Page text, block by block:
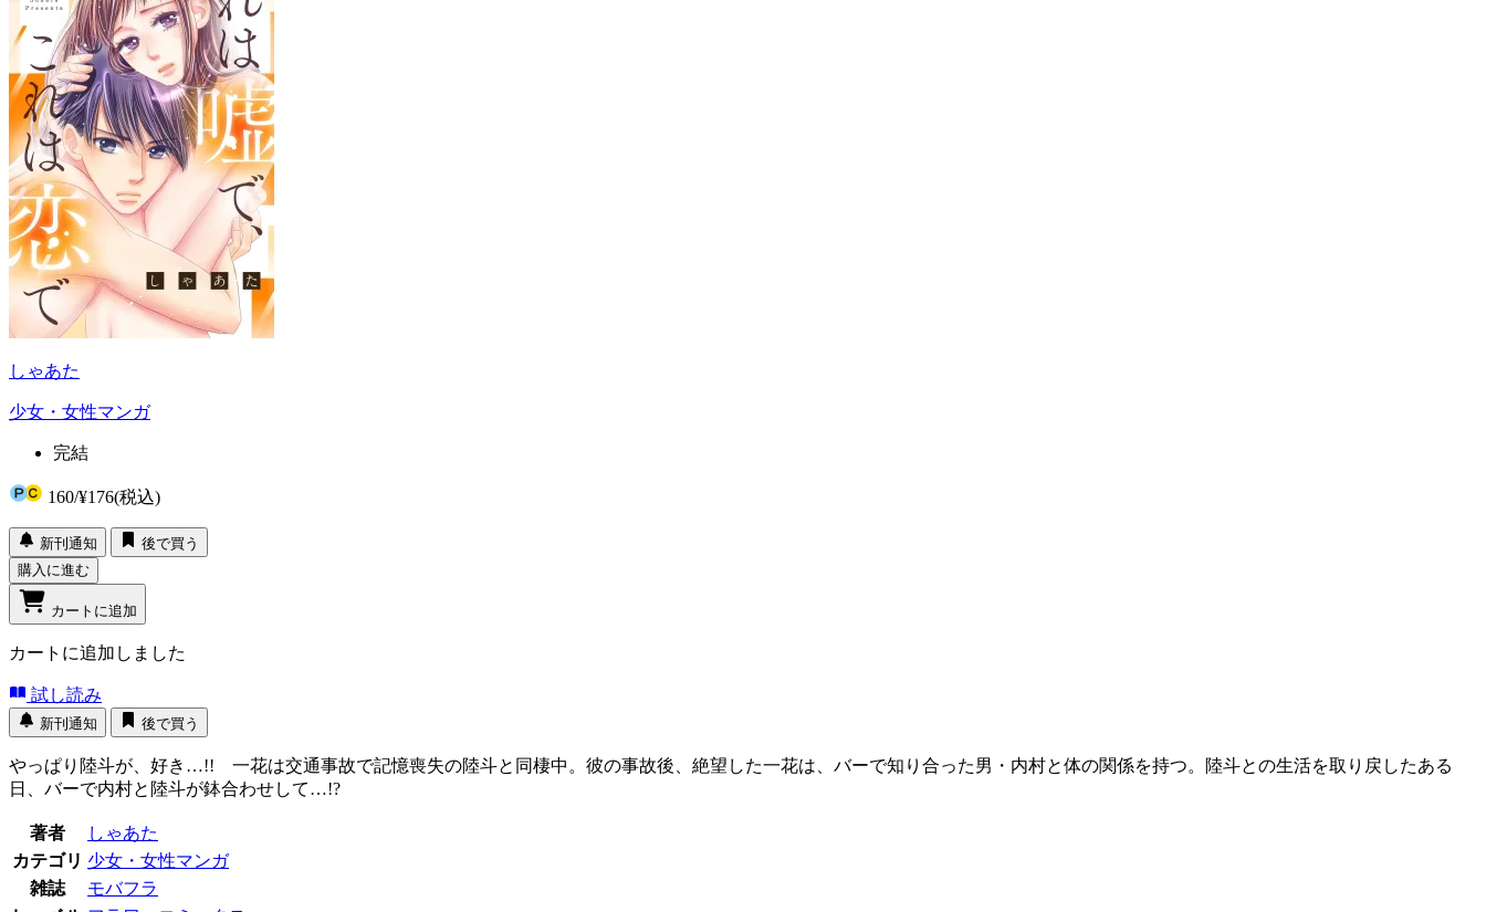
しゃあた
少女・女性マンガ
完結
160/¥176(税込)
新刊通知
後で買う
購入に進む
カートに追加
カートに追加しました
試し読み
新刊通知 後で買う
やっぱり陸斗が、好き…!! 一花は交通事故で記憶喪失の陸斗と同棲中。彼の事故後、絶望した一花は、バーで知り合った男・内村と体の関係を持つ。陸斗との生活を取り戻したある
日、バーで内村と陸斗が鉢合わせして…!?
著者
しゃあた
カテゴリ 少女・女性マンガ
雑誌
モバフラ